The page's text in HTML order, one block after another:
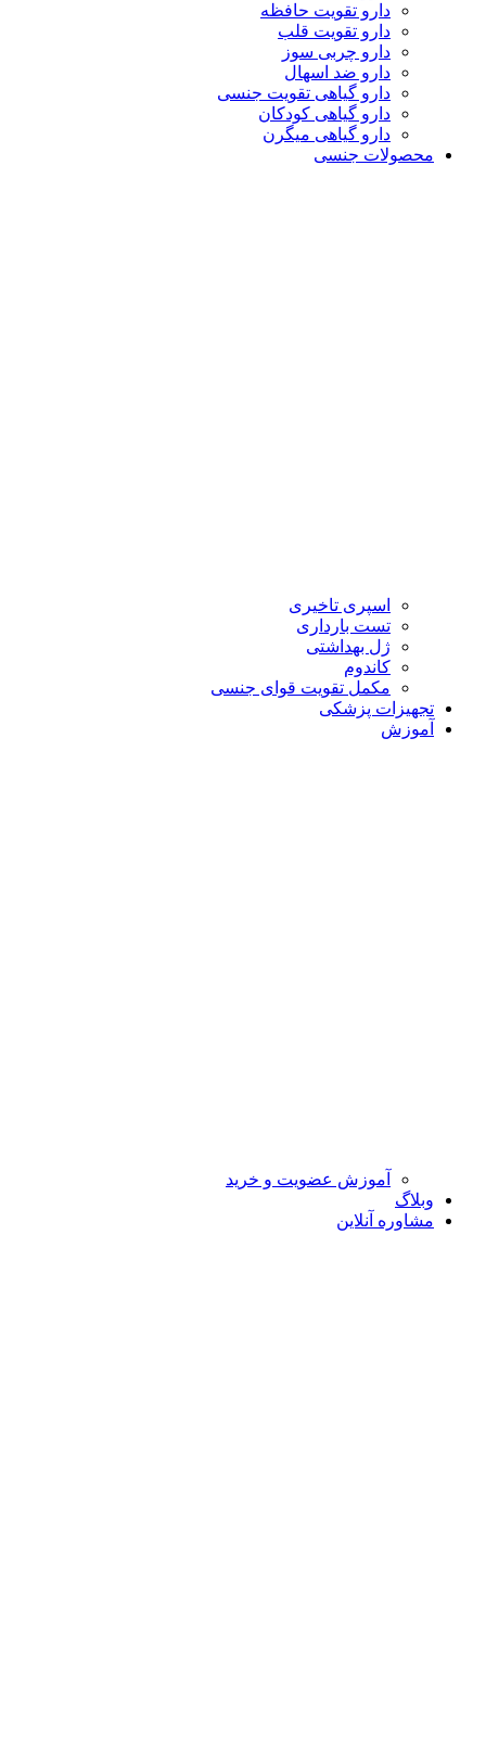
دارو تقویت حافظه
دارو تقویت قلب
دارو چربی سوز
دارو ضد اسهال
دارو گیاهی تقویت جنسی
دارو گیاهی کودکان
دارو گیاهی میگرن
محصولات جنسی
اسپری تاخیری
تست بارداری
ژل بهداشتی
کاندوم
مکمل تقویت قوای جنسی
تجهیزات پزشکی
آموزش
آموزش عضویت و خرید
وبلاگ
مشاوره آنلاین